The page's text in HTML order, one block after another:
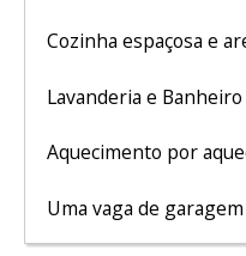
Cozinha espaçosa e
Lavanderia e
Aquecimento por
Uma vaga de